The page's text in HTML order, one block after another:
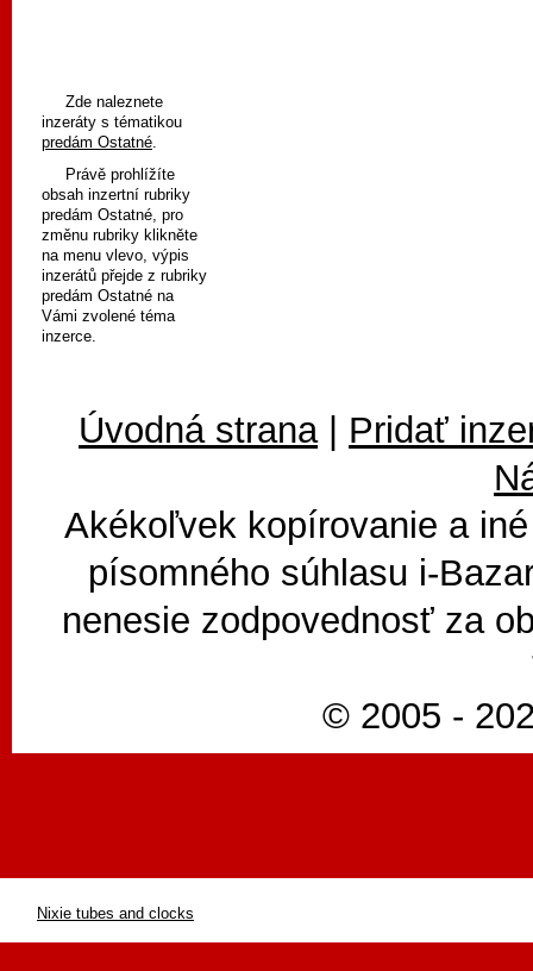
Zde naleznete
inzeráty s tématikou
predám Ostatné.
Právě prohlížíte
obsah inzertní rubriky
predám Ostatné, pro
změnu rubriky klikněte
na menu vlevo, výpis
inzerátů přejde z rubriky
predám Ostatné na
Vámi zvolené téma
inzerce.
Úvodná strana| Pridať
Akékoľvek kopírovanie a
písomného súhlasu i-
nenesie zodpovednosť za
© 2005 -
Nixie tubes and clocks